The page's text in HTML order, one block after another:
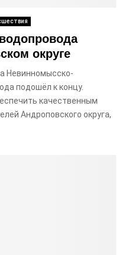
округе
Невинномысско-
подошёл к концу.
качественным
Андроповского округа,